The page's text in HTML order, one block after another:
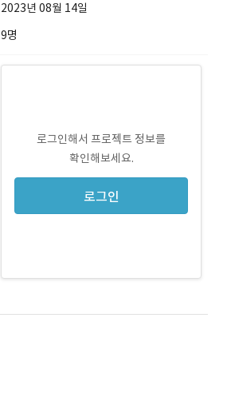
2023년 08월 14일
9명
로그인해서 프로젝트 정보를
확인해보세요.
로그인